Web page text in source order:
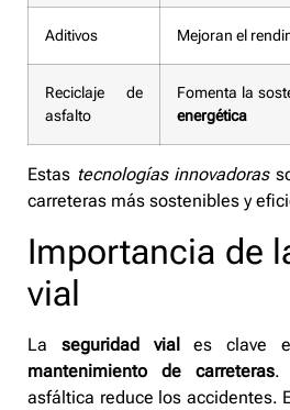
Aditivos Mejoran el
Reciclaje de
asfalto
Fomenta la
energética
Estas tecnologías innovadoras
carreteras más sostenibles y
Importancia de
vial
La seguridad viales clave
mantenimiento de carreteras.
asfáltica reduce los accidentes.